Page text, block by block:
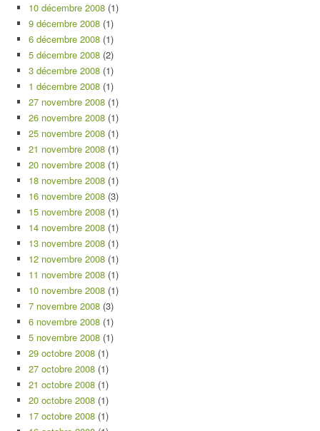
10 décembre 2008 (1)
9 décembre 2008 (1)
6 décembre 2008 (1)
5 décembre 2008 (2)
3 décembre 2008 (1)
1 décembre 2008 (1)
27 novembre 2008 (1)
26 novembre 2008 (1)
25 novembre 2008 (1)
21 novembre 2008 (1)
20 novembre 2008 (1)
18 novembre 2008 (1)
16 novembre 2008 (3)
15 novembre 2008 (1)
14 novembre 2008 (1)
13 novembre 2008 (1)
12 novembre 2008 (1)
11 novembre 2008 (1)
10 novembre 2008 (1)
7 novembre 2008 (3)
6 novembre 2008 (1)
5 novembre 2008 (1)
29 octobre 2008 (1)
27 octobre 2008 (1)
21 octobre 2008 (1)
20 octobre 2008 (1)
17 octobre 2008 (1)